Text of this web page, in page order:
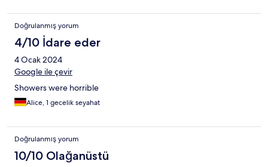
Doğrulanmış yorum
4/10 İdare eder
4 Ocak 2024
Google ile çevir
Showers were horrible
Alice, 1 gecelik seyahat
Doğrulanmış yorum
10/10 Olağanüstü